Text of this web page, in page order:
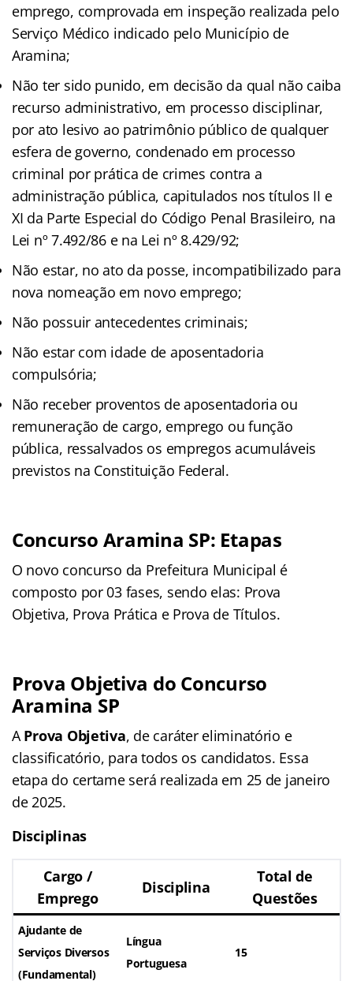
emprego, comprovada em inspeção realizada pelo
Serviço Médico indicado pelo Município de
Aramina;
Não ter sido punido, em decisão da qual não caiba
recurso administrativo, em processo disciplinar,
por ato lesivo ao patrimônio público de qualquer
esfera de governo, condenado em processo
criminal por prática de crimes contra a
administração pública, capitulados nos títulos II e
XI da Parte Especial do Código Penal Brasileiro, na
Lei nº 7.492/86 e na Lei nº 8.429/92;
Não estar, no ato da posse, incompatibilizado para
nova nomeação em novo emprego;
Não possuir antecedentes criminais;
Não estar com idade de aposentadoria
compulsória;
Não receber proventos de aposentadoria ou
remuneração de cargo, emprego ou função
pública, ressalvados os empregos acumuláveis
previstos na Constituição Federal.
Concurso Aramina SP: Etapas
O novo concurso da Prefeitura Municipal é
composto por 03 fases, sendo elas: Prova
Objetiva, Prova Prática e Prova de Títulos.
Prova Objetiva do Concurso
Aramina SP
AProva Objetiva, de caráter eliminatório e
classificatório, para todos os candidatos. Essa
etapa do certame será realizada em 25 de janeiro
de 2025.
Disciplinas
Cargo /
Emprego
Disciplina
Total de
Questões
Ajudante de
Serviços Diversos
(Fundamental)
Língua
Portuguesa
15